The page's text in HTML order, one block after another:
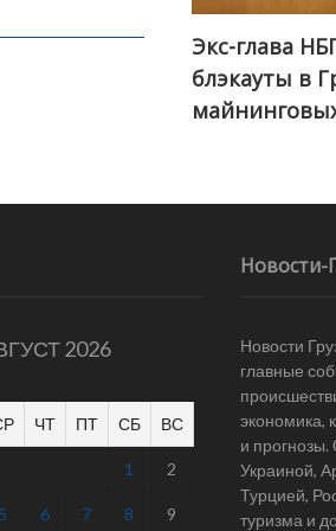
Экс-глава
блэкауты в
2026
ЧТ ПТ СБ ВС
1 2
5 6 7 8 9
Новости-
Новости
главные
экономика,
и
Украиной,
Турцией,
туризма и